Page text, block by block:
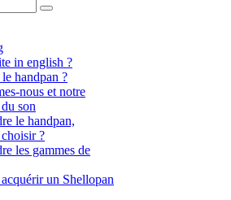
in english ?
handpan ?
nous et notre
son
le handpan,
?
les gammes de
un Shellopan